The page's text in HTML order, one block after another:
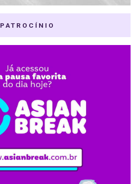
PATROCÍNIO